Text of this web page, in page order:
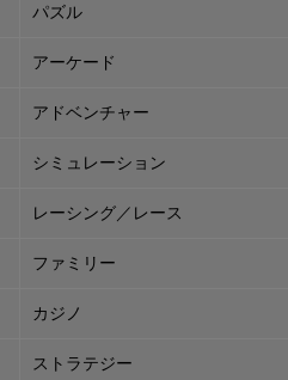
パズル
アーケード
アドベンチャー
シミュレーション
レーシング／レース
ファミリー
カジノ
ストラテジー